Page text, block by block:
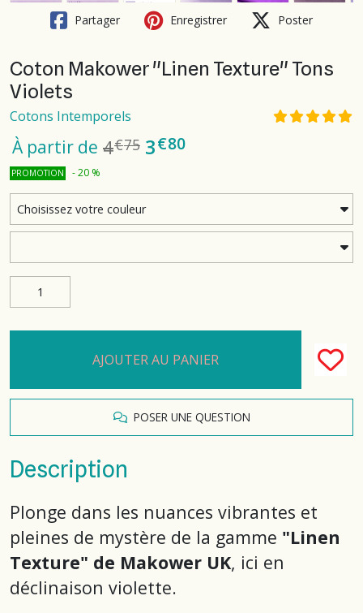
Partager Enregistrer Poster
Coton Makower "Linen Texture" Tons
Violets
Cotons Intemporels
À partir de 4€75 3€80
PROMOTION -20 %
AJOUTER AU PANIER
POSER UNE QUESTION
Description
Plonge dans les nuances vibrantes et
pleines de mystère de la gamme "Linen
Texture" de Makower UK, ici en
déclinaison violette.